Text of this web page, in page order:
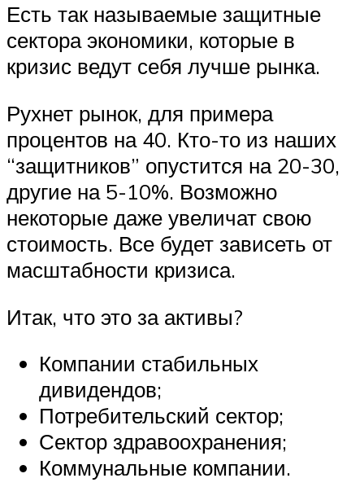
Есть так называемые защитные
сектора экономики, которые в
кризис ведут себя лучше рынка.
Рухнет рынок, для примера
процентов на 40. Кто-то из наших
“защитников” опустится на 20-30,
другие на 5-10%. Возможно
некоторые даже увеличат свою
стоимость. Все будет зависеть от
масштабности кризиса.
Итак, что это за активы?
Компании стабильных
дивидендов;
Потребительский сектор;
Сектор здравоохранения;
Коммунальные компании.